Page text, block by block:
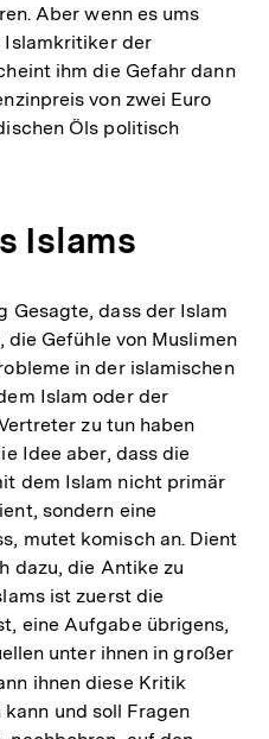
Aber wenn es ums
Islamkritiker der
ihm die Gefahr dann
von zwei Euro
Öls politisch
Islams
Gesagte, dass der Islam
Gefühle von Muslimen
in der islamischen
Islam oder der
zu tun haben
Idee aber, dass die
dem Islam nicht primär
sondern eine
mutet komisch an. Dient
dazu, die Antike zu
ist zuerst die
eine Aufgabe übrigens,
unter ihnen in großer
ihnen diese Kritik
und soll Fragen